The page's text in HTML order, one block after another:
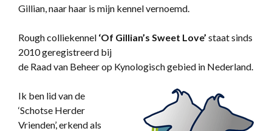
Gillian, naar haar is mijn kennel vernoemd.
Rough colliekennel ‘Of Gillian’s Sweet Love’ staat sinds
2010 geregistreerd bij
de Raad van Beheer op Kynologisch gebied in Nederland.
Ik ben lid van de
‘Schotse Herder
Vrienden’, erkend als